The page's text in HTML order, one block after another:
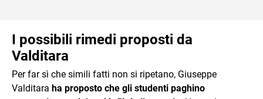
I possibili rimedi proposti da
Valditara
Per far sì che simili fatti non si ripetano, Giuseppe
Valditara ha proposto che gli studenti paghino